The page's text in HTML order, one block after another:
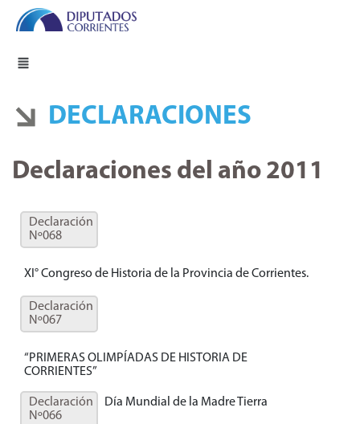
DECLARACIONES
Declaraciones del año 2011
Declaración
Nº068
XI° Congreso de Historia de la Provincia de Corrientes.
Declaración
Nº067
“PRIMERAS OLIMPÍADAS DE HISTORIA DE
CORRIENTES”
Declaración
Nº066
Día Mundial de la Madre Tierra